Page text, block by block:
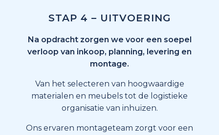
STAP 4 – UITVOERING
Na opdracht zorgen we voor een soepel
verloop van inkoop, planning, levering en
montage.
Van het selecteren van hoogwaardige
materialen en meubels tot de logistieke
organisatie van inhuizen.
Ons ervaren montageteam zorgt voor een